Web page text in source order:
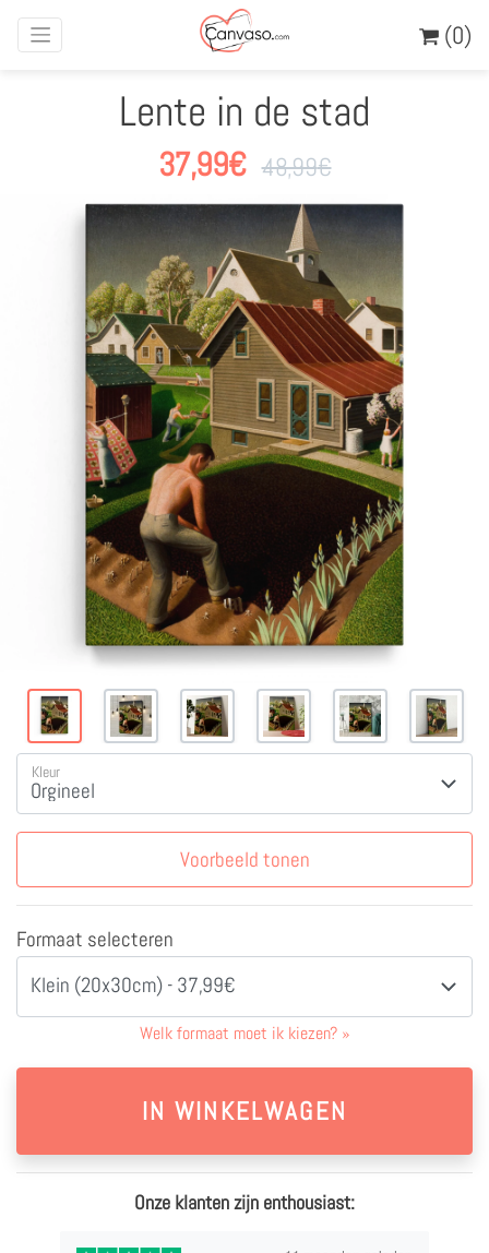
(0)
Lente in de stad
37,99€ 48,99€
Kleur
Voorbeeld tonen
Formaat selecteren
Klein (20x30cm) - 37,99€
Welk formaat moet ik kiezen? »
Onze klanten zijn enthousiast: